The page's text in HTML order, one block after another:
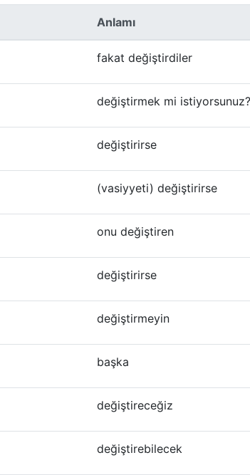
Anlamı
fakat değiştirdiler
değiştirmek mi istiyorsunuz?
değiştirirse
(vasiyyeti) değiştirirse
onu değiştiren
değiştirirse
değiştirmeyin
başka
değiştireceğiz
değiştirebilecek